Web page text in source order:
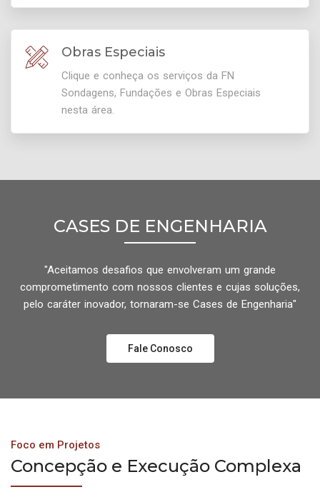
Obras Especiais
Clique e conheça os serviços da FN
Sondagens, Fundações e Obras Especiais
nesta área.
CASES DE ENGENHARIA
"Aceitamos desafios que envolveram um grande
comprometimento com nossos clientes e cujas soluções,
pelo caráter inovador, tornaram-se Cases de Engenharia"
Fale Conosco
Foco em Projetos
Concepção e Execução Complexa